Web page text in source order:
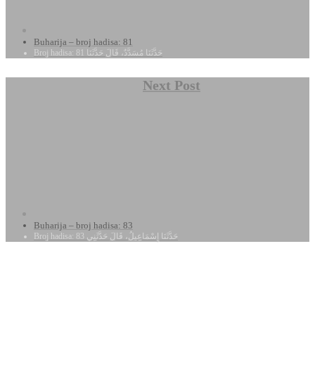
Buharija – broj hadisa: 81
Broj hadisa: 81 حَدَّثَنَا مُسَدَّدٌ، قَالَ حَدَّثَنَا
Next Post
Buharija – broj hadisa: 83
Broj hadisa: 83 حَدَّثَنَا إِسْمَاعِيلُ، قَالَ حَدَّثَنِي